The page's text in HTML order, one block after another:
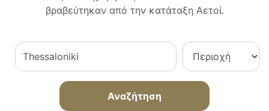
βραβεύτηκαν από την κατάταξη Αετοί.
Αναζήτηση